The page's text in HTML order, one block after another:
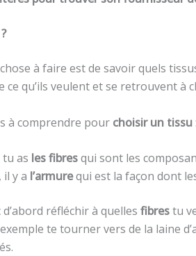
à faire est de savoir quels
ce qu’ils veulent et se retrouvent
à comprendre pour choisir un tissu
tu as les fibresqui sont les
il y a l’armurequi est la façon dont
réfléchir à quelles fibrestu
te tourner vers de la laine